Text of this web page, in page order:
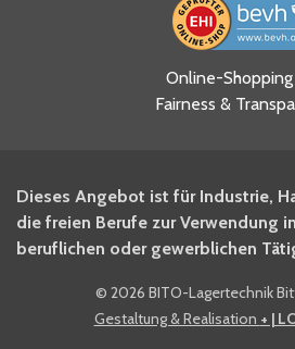
Ja, ich habe die
und akzeptiere
BITO Newsletter
Intralogistiker
Ja, ich möchte
BITO Shop-
Online-
Fairness &
Dieses Angebot ist für Industrie,
die freien Berufe zur Verwendung
beruflichen oder gewerblichen
© 2026 BITO-Lagertechnik
Gestaltung & Realisation + |